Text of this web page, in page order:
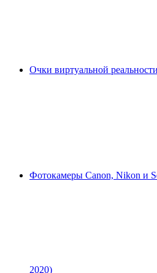
Очки виртуальной
Фотокамеры Canon, Nikon и
2020)